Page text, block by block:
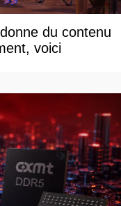
du contenu
voici